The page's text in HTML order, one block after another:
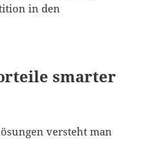
in den
smarter
versteht man